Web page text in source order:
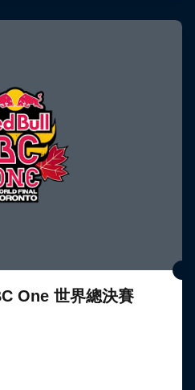
One 世界總決賽